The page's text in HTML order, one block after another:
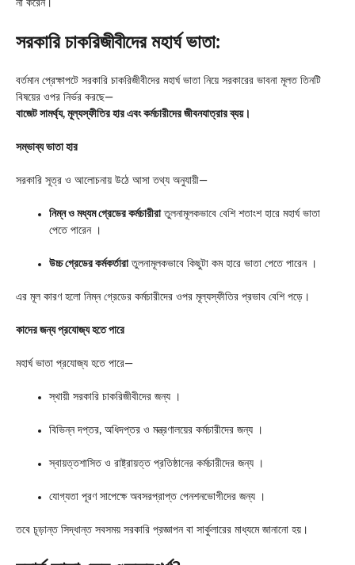
না করেন।
সরকারি চাকরিজীবীদের মহার্ঘ ভাতা:
বর্তমান প্রেক্ষাপটে সরকারি চাকরিজীবীদের মহার্ঘ ভাতা নিয়ে সরকারের ভাবনা মূলত তিনটি
বিষয়ের ওপর নির্ভর করছে—
বাজেট সামর্থ্য, মূল্যস্ফীতির হার এবং কর্মচারীদের জীবনযাত্রার ব্যয়।
সম্ভাব্য ভাতা হার
সরকারি সূত্র ও আলোচনায় উঠে আসা তথ্য অনুযায়ী—
নিম্ন ও মধ্যম গ্রেডের কর্মচারীরাতুলনামূলকভাবে বেশি শতাংশ হারে মহার্ঘ ভাতা
পেতে পারেন ।
উচ্চ গ্রেডের কর্মকর্তারাতুলনামূলকভাবে কিছুটা কম হারে ভাতা পেতে পারেন ।
এর মূল কারণ হলো নিম্ন গ্রেডের কর্মচারীদের ওপর মূল্যস্ফীতির প্রভাব বেশি পড়ে।
কাদের জন্য প্রযোজ্য হতে পারে
মহার্ঘ ভাতা প্রযোজ্য হতে পারে—
স্থায়ী সরকারি চাকরিজীবীদের জন্য ।
বিভিন্ন দপ্তর, অধিদপ্তর ও মন্ত্রণালয়ের কর্মচারীদের জন্য ।
স্বায়ত্তশাসিত ও রাষ্ট্রায়ত্ত প্রতিষ্ঠানের কর্মচারীদের জন্য ।
যোগ্যতা পূরণ সাপেক্ষে অবসরপ্রাপ্ত পেনশনভোগীদের জন্য ।
তবে চূড়ান্ত সিদ্ধান্ত সবসময় সরকারি প্রজ্ঞাপন বা সার্কুলারের মাধ্যমে জানানো হয়।